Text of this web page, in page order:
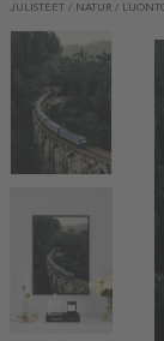
JULISTEET / NATUR /